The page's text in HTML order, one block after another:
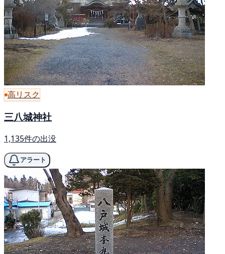
高リスク
三八城神社
1,135件の出没
アラート